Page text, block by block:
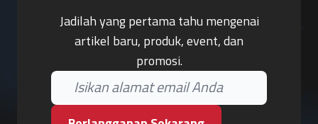
Jadilah yang pertama tahu mengenai
artikel baru, produk, event, dan
promosi.